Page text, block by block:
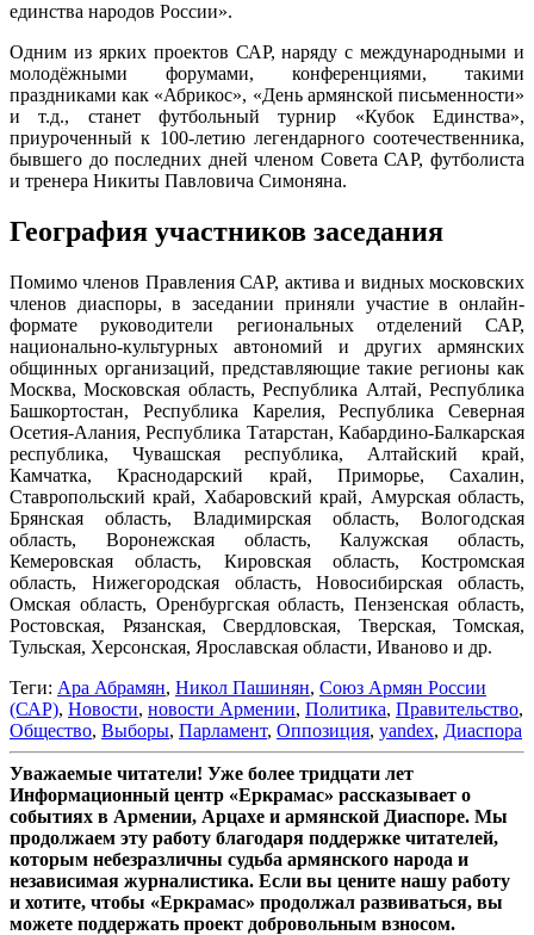
единства народов России».
Одним из ярких проектов САР, наряду с международными и
молодёжными форумами, конференциями, такими
праздниками как «Абрикос», «День армянской письменности»
и т.д., станет футбольный турнир «Кубок Единства»,
приуроченный к 100-летию легендарного соотечественника,
бывшего до последних дней членом Совета САР, футболиста
и тренера Никиты Павловича Симоняна.
География участников заседания
Помимо членов Правления САР, актива и видных московских
членов диаспоры, в заседании приняли участие в онлайн-
формате руководители региональных отделений САР,
национально-культурных автономий и других армянских
общинных организаций, представляющие такие регионы как
Москва, Московская область, Республика Алтай, Республика
Башкортостан, Республика Карелия, Республика Северная
Осетия-Алания, Республика Татарстан, Кабардино-Балкарская
республика, Чувашская республика, Алтайский край,
Камчатка, Краснодарский край, Приморье, Сахалин,
Ставропольский край, Хабаровский край, Амурская область,
Брянская область, Владимирская область, Вологодская
область, Воронежская область, Калужская область,
Кемеровская область, Кировская область, Костромская
область, Нижегородская область, Новосибирская область,
Омская область, Оренбургская область, Пензенская область,
Ростовская, Рязанская, Свердловская, Тверская, Томская,
Тульская, Херсонская, Ярославская области, Иваново и др.
Теги: Ара Абрамян, Никол Пашинян, Союз Армян России
(САР), Новости, новости Армении, Политика, Правительство,
Общество, Выборы, Парламент, Оппозиция, yandex, Диаспора
Уважаемые читатели! Уже более тридцати лет
Информационный центр «Еркрамас» рассказывает о
событиях в Армении, Арцахе и армянской Диаспоре. Мы
продолжаем эту работу благодаря поддержке читателей,
которым небезразличны судьба армянского народа и
независимая журналистика. Если вы цените нашу работу
и хотите, чтобы «Еркрамас» продолжал развиваться, вы
можете поддержать проект добровольным взносом.